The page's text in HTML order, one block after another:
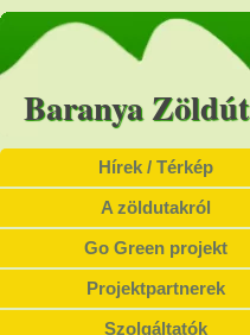
Baranya Zöldút
Hírek / Térkép
A zöldutakról
Go Green projekt
Projektpartnerek
Szolgáltatók